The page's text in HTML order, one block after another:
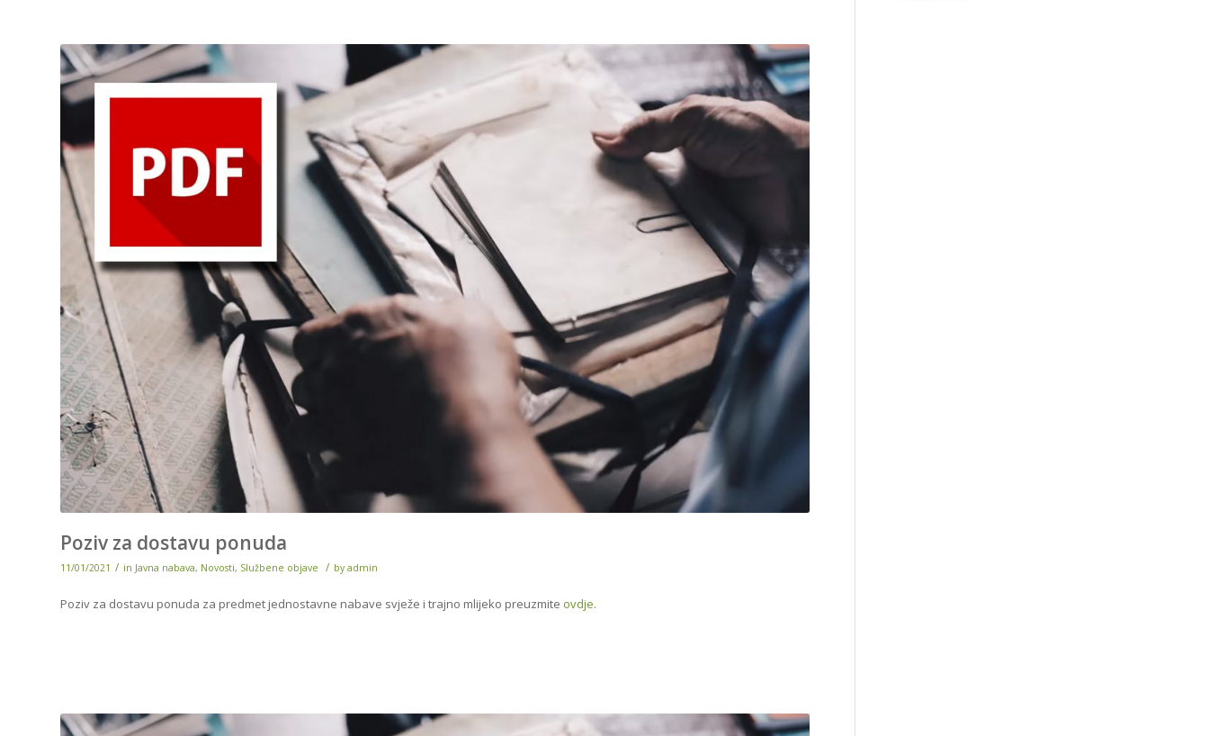
Poziv za dostavu ponuda
11/01/2021 / in Javna nabava, Novosti, Službene objave / by admin
Poziv za dostavu ponuda za predmet jednostavne nabave svježe i trajno mlijeko preuzmite ovdje.